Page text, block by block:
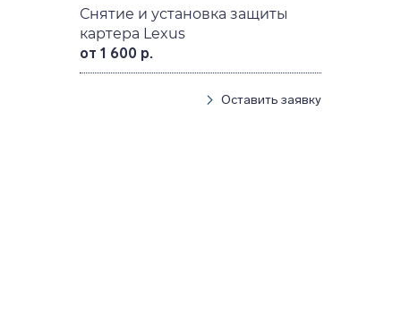
Снятие и установка защиты
картера Lexus
от 1 600 р.
Оставить заявку